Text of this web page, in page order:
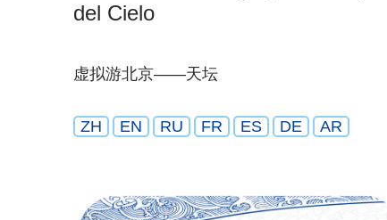
del Cielo
虚拟游北京——天坛
ZH EN RU FR ES DE AR